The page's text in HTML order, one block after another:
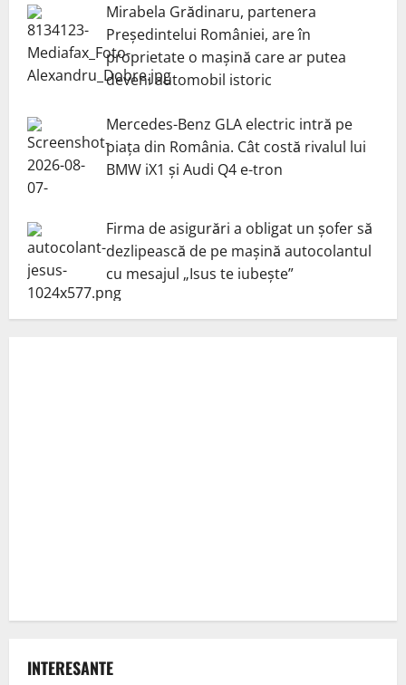
Mirabela Grădinaru, partenera
Președintelui României, are în
proprietate o mașină care ar putea
deveni automobil istoric
Mercedes-Benz GLA electric intră pe
piața din România. Cât costă rivalul lui
BMW iX1 și Audi Q4 e-tron
Firma de asigurări a obligat un șofer să
dezlipească de pe mașină autocolantul
cu mesajul „Isus te iubește”
INTERESANTE